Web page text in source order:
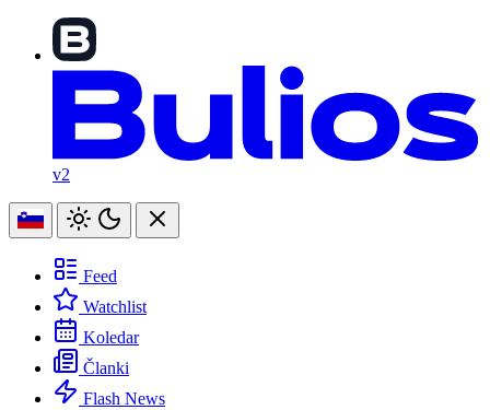
v2
Feed
Watchlist
Koledar
Članki
Flash News